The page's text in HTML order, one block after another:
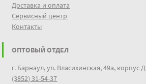
Доставка и оплата
Сервисный центр
Контакты
ОПТОВЫЙ ОТДЕЛ
г. Барнаул, ул. Власихинская, 49а, корпус Д
(3852) 31-54-37